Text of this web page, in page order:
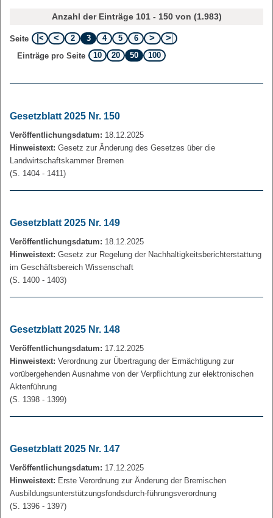
Anzahl der Einträge 101 - 150 von (1.983)
Seite 2 3 4 5
6
Einträge pro Seite
10 20 50 100
Gesetzblatt 2025 Nr. 150
Veröffentlichungsdatum: 18.12.2025
Hinweistext: Gesetz zur Änderung des Gesetzes über die
Landwirtschaftskammer Bremen
(S. 1404 - 1411)
Gesetzblatt 2025 Nr. 149
Veröffentlichungsdatum: 18.12.2025
Hinweistext: Gesetz zur Regelung der Nachhaltigkeitsberichterstattung
im Geschäftsbereich Wissenschaft
(S. 1400 - 1403)
Gesetzblatt 2025 Nr. 148
Veröffentlichungsdatum: 17.12.2025
Hinweistext: Verordnung zur Übertragung der Ermächtigung zur
vorübergehenden Ausnahme von der Verpflichtung zur elektronischen
Aktenführung
(S. 1398 - 1399)
Gesetzblatt 2025 Nr. 147
Veröffentlichungsdatum: 17.12.2025
Hinweistext: Erste Verordnung zur Änderung der Bremischen
Ausbildungsunterstützungsfondsdurch-führungsverordnung
(S. 1396 - 1397)